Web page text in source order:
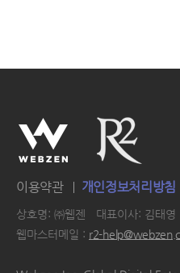
이용약관 개인정보처리방침
상호명: ㈜웹젠 대표이사: 김태영
웹마스터메일 : r2-